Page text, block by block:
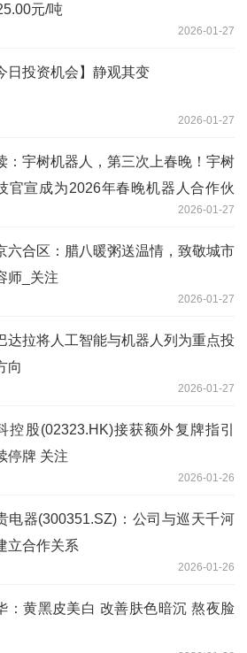
元/吨
2026-01-27
日投资机会】静观其变
2026-01-27
：宇树机器人，第三次上春晚！宇树
官宣成为2026年春晚机器人合作伙
魔法原子、银河通用机器人也将登上
舞台
2026-01-27
六合区：腊八暖粥送温情，致敬城市
师_关注
2026-01-27
达拉将人工智能与机器人列为重点投
向
2026-01-27
控股(02323.HK)接获额外复牌指引
停牌 关注
2026-01-26
电器(300351.SZ)：公司与巡天千河
立合作关系
2026-01-26
：黄黑皮美白 改善肤色暗沉 熬夜脸